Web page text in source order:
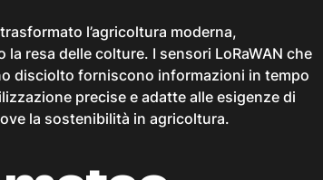
l’agricoltura moderna,
resa delle colture. I sensori LoRaWAN che
disciolto forniscono informazioni in tempo
precise e adatte alle esigenze di
la sostenibilità in agricoltura.